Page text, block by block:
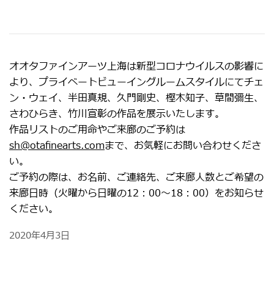
オオタファインアーツ上海は新型コロナウイルスの影響に
より、プライベートビューイングルームスタイルにてチェ
ン・ウェイ、半田真規、久門剛史、樫木知子、草間彌生、
さわひらき、竹川宣彰の作品を展示いたします。
作品リストのご用命やご来廊のご予約は
sh@otafinearts.comまで、お気軽にお問い合わせくださ
い。
ご予約の際は、お名前、ご連絡先、ご来廊人数とご希望の
来廊日時（火曜から日曜の12：00～18：00）をお知らせ
ください。
2020年4月3日